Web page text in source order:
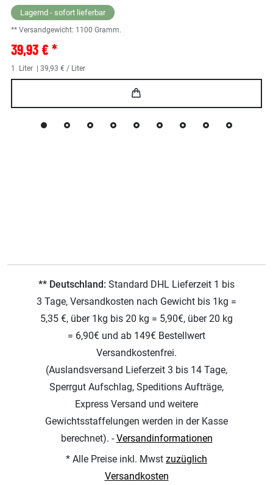
Lagernd - sofort lieferbar
** Versandgewicht: 1100 Gramm.
39,93 € *
1 Liter | 39,93 € / Liter
** Deutschland: Standard DHL Lieferzeit 1 bis
3 Tage, Versandkosten nach Gewicht bis 1kg =
5,35 €, über 1kg bis 20 kg = 5,90€, über 20 kg
= 6,90€ und ab 149€ Bestellwert
Versandkostenfrei.
(Auslandsversand Lieferzeit 3 bis 14 Tage,
Sperrgut Aufschlag, Speditions Aufträge,
Express Versand und weitere
Gewichtsstaffelungen werden in der Kasse
berechnet). -Versandinformationen
* Alle Preise inkl. Mwst zuzüglich
Versandkosten